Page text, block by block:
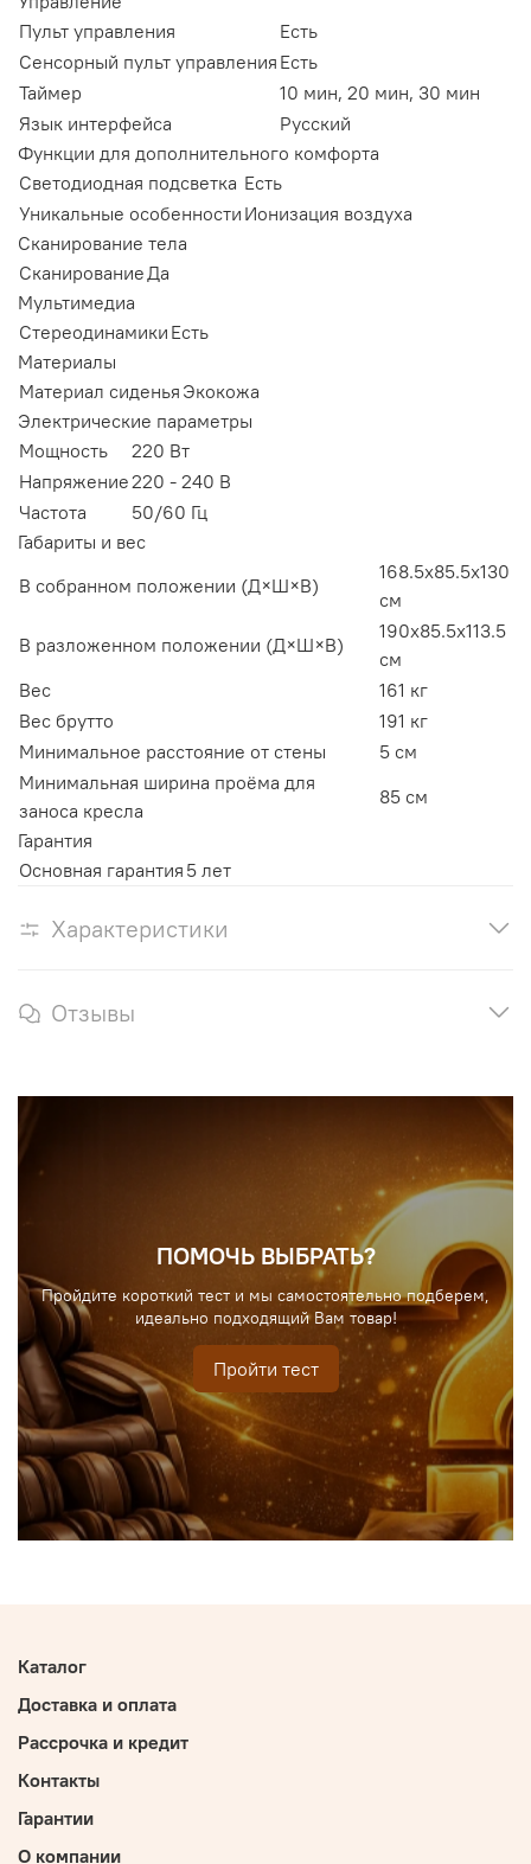
Пульт управления
Есть
Сенсорный пульт управления Есть
Таймер
10 мин, 20 мин, 30 мин
Язык интерфейса
Русский
Функции для дополнительного комфорта
Светодиодная подсветка Есть
Уникальные особенности Ионизация воздуха
Сканирование тела
СканированиеДа
Мультимедиа
Стереодинамики Есть
Материалы
Материал сиденья Экокожа
Электрические параметры
Мощность
220 Вт
Напряжение220 - 240 В
Частота
50/60 Гц
Габариты и вес
В собранном положении (Д×Ш×В)
168.5x85.5x130
см
В разложенном положении (Д×Ш×В)
190x85.5x113.5
см
Вес
161 кг
Вес брутто
191 кг
Минимальное расстояние от стены
5 см
Минимальная ширина проёма для
заноса кресла
85 см
Гарантия
Основная гарантия 5 лет
Характеристики
Отзывы
ПОМОЧЬ ВЫБРАТЬ?
Пройдите короткий тест и мы самостоятельно подберем,
идеально подходящий Вам товар!
Пройти тест
Каталог
Доставка и оплата
Рассрочка и кредит
Контакты
Гарантии
О компании